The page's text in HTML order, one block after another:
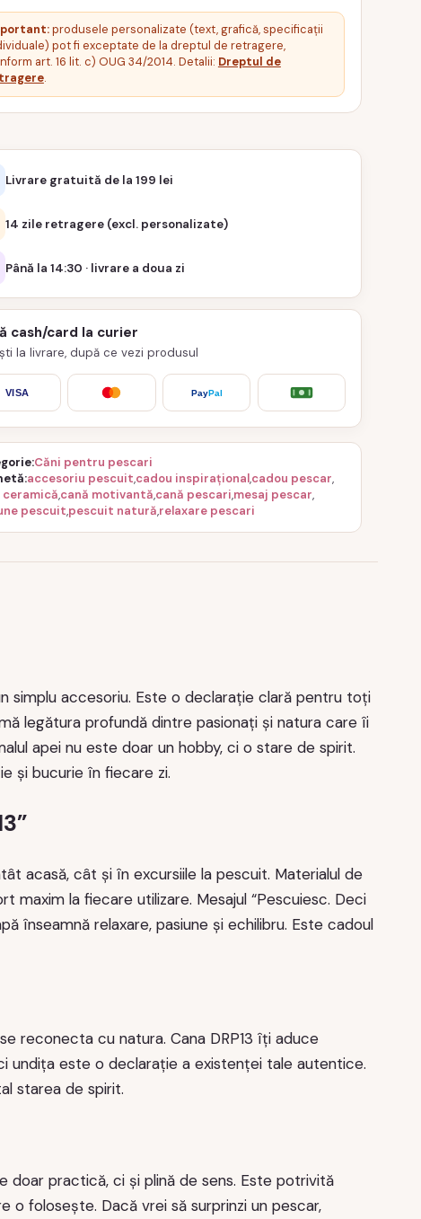
produsele personalizate (text, grafică, specificații
pot fi exceptate de la dreptul de retragere,
art. 16 lit. c) OUG 34/2014. Detalii: Dreptul de
.
Livrare gratuită de la 199 lei
14 zile retragere (excl. personalizate)
Până la 14:30 · livrare a doua zi
cash/card la curier
la livrare, după ce vezi produsul
VISA PayPal
Căni pentru pescari
accesoriu pescuit,cadou inspirațional,cadou pescar,
ceramică,cană motivantă,cană pescari,mesaj pescar,
pescuit,pescuit natură,relaxare pescari
simplu accesoriu. Este o declarație clară pentru toți
legătura profundă dintre pasionați și natura care îi
apei nu este doar un hobby, ci o stare de spirit.
și bucurie în fiecare zi.
acasă, cât și în excursiile la pescuit. Materialul de
la fiecare utilizare. Mesajul “Pescuiesc. Deci
înseamnă relaxare, pasiune și echilibru. Este cadoul
reconecta cu natura. Cana DRP13 îți aduce
undița este o declarație a existenței tale autentice.
starea de spirit.
doar practică, ci și plină de sens. Este potrivită
o folosește. Dacă vrei să surprinzi un pescar,